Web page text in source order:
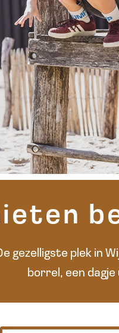
gezelligste plek in
borrel, een